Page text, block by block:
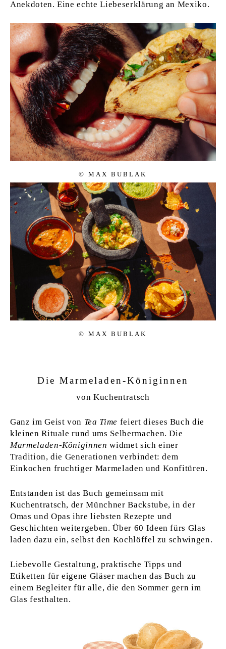
Anekdoten. Eine echte Liebeserklärung an Mexiko.
© MAX BUBLAK
© MAX BUBLAK
Die Marmeladen-Königinnen
von Kuchentratsch
Ganz im Geist von Tea Time feiert dieses Buch die
kleinen Rituale rund ums Selbermachen. Die
Marmeladen-Königinnen widmet sich einer
Tradition, die Generationen verbindet: dem
Einkochen fruchtiger Marmeladen und Konfitüren.
Entstanden ist das Buch gemeinsam mit
Kuchentratsch, der Münchner Backstube, in der
Omas und Opas ihre liebsten Rezepte und
Geschichten weitergeben. Über 60 Ideen fürs Glas
laden dazu ein, selbst den Kochlöffel zu schwingen.
Liebevolle Gestaltung, praktische Tipps und
Etiketten für eigene Gläser machen das Buch zu
einem Begleiter für alle, die den Sommer gern im
Glas festhalten.